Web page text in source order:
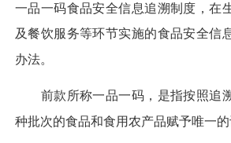
一品一码食品安全信息追溯制度，在
及餐饮服务等环节实施的食品安全信
办法。
前款所称一品一码，是指按照追
种批次的食品和食用农产品赋予唯一的